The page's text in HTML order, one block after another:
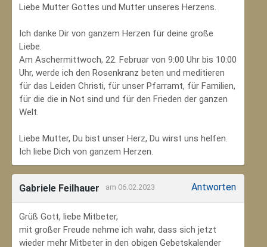
Liebe Mutter Gottes und Mutter unseres Herzens.
Ich danke Dir von ganzem Herzen für deine große
Liebe.
Am Aschermittwoch, 22. Februar von 9:00 Uhr bis 10:00
Uhr, werde ich den Rosenkranz beten und meditieren
für das Leiden Christi, für unser Pfarramt, für Familien,
für die die in Not sind und für den Frieden der ganzen
Welt.
Liebe Mutter, Du bist unser Herz, Du wirst uns helfen.
Ich liebe Dich von ganzem Herzen.
Gabriele Feilhauer am 06.02.2023 Antworten
Grüß Gott, liebe Mitbeter,
mit großer Freude nehme ich wahr, dass sich jetzt
wieder mehr Mitbeter in den obigen Gebetskalender